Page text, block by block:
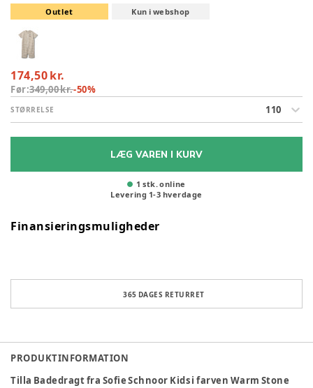
Outlet Kun i webshop
174,50 kr.
Før:349,00 kr.-50%
STØRRELSE 110
LÆG VAREN I KURV
1 stk. online
Levering 1-3 hverdage
Finansieringsmuligheder
365 DAGES RETURRET
PRODUKTINFORMATION
Tilla Badedragt fra Sofie Schnoor Kids i farven Warm Stone